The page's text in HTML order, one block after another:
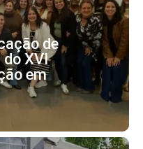
de
XVI
em